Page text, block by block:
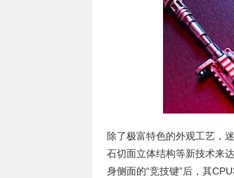
除了极富特色的外观工艺，
石切面立体结构等新技术来
身侧面的“竞技键”后，其